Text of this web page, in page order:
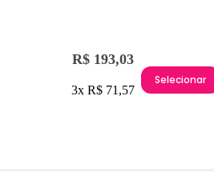
R$ 193,03
3x R$ 71,57
Selecionar